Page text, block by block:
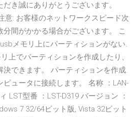
き誠にありがとうございます。
意: お客様のネットワークスピード次
間がかかる場合がございます。 こ
メモリ上にパーティションがない.
上でパーティションを作成したり、
できます。 パーティションを作成.
ュータに接続します。 名称 ：LAN-
LST型番 ：LST-D319 バージョン ：
7 32/64ビット版, Vista 32ビット